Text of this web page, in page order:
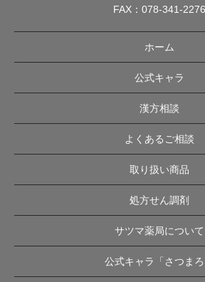
FAX：078-341-2276
ホーム
公式キャラ
漢方相談
よくあるご相談
取り扱い商品
処方せん調剤
サツマ薬局について
公式キャラ「さつまろ